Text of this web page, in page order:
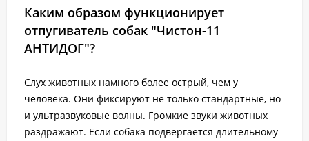
Каким образом функционирует
отпугиватель собак "Чистон-11
АНТИДОГ"?
Слух животных намного более острый, чем у
человека. Они фиксируют не только стандартные, но
и ультразвуковые волны. Громкие звуки животных
раздражают. Если собака подвергается длительному